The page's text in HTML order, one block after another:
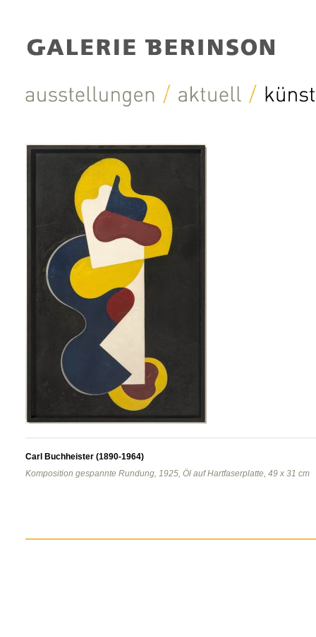
Carl Buchheister (1890-1964)
Komposition gespannte Rundung, 1925, Öl auf Hartfaserplatte, 49 x 31 cm